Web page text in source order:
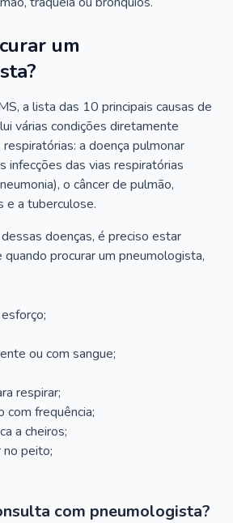
um
a lista das 10 principais causas de
várias condições diretamente
a doença pulmonar
infecções das vias respiratórias
o câncer de pulmão,
e a tuberculose.
doenças, é preciso estar
procurar um pneumologista,
ou com sangue;
respirar;
com frequência;
a cheiros;
no peito;
com pneumologista?